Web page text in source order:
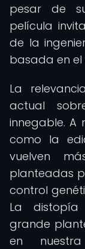
pesar de
película
de la
basada en
La
actual
innegable. A
como la
vuelven
planteadas
control
La
grande
en